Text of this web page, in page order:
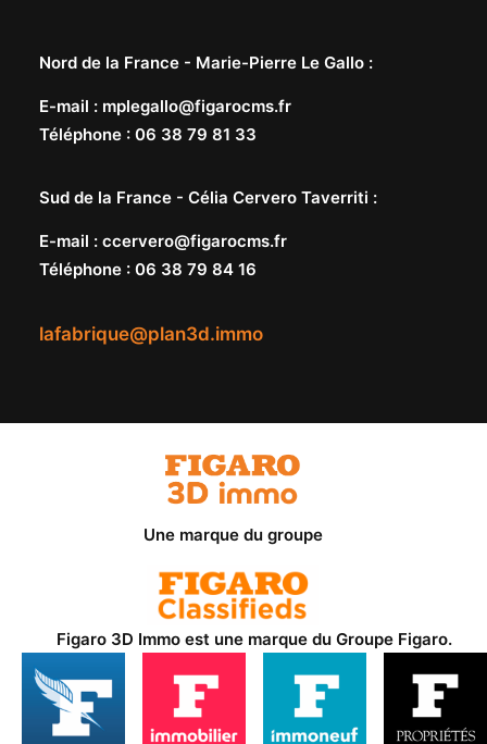
lafabrique@plan3d.immo
Nord de la France - Marie-Pierre Le Gallo :
E-mail : mplegallo@figarocms.fr
Téléphone : 06 38 79 81 33
Sud de la France - Célia Cervero Taverriti :
E-mail : ccervero@figarocms.fr
Téléphone : 06 38 79 84 16
Une marque du groupe
Figaro 3D Immo est une marque du Groupe Figaro.